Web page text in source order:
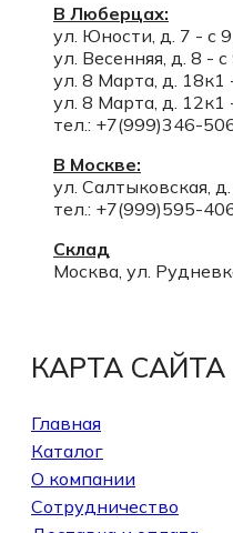
В Люберцах:
ул. Юности, д. 7 - с
ул. Весенняя, д. 8 -
ул. 8 Марта, д. 18к1
ул. 8 Марта, д. 12к1
тел.: +7(999)346-
В Москве:
ул. Салтыковская,
тел.: +7(999)595-
Склад
Москва, ул.
КАРТА САЙТА
Главная
Каталог
О компании
Сотрудничество